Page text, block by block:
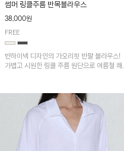
썸머 링클주름 반목블라우스
38,000원
FREE
반하이넥 디자인의 가오리핏 반팔 블라우스!
가볍고 시원한 링클 주름 원단으로 여름철 쾌